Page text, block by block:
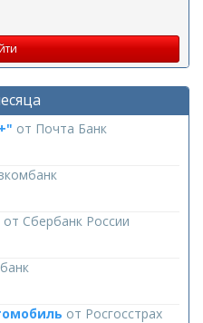
от Почта Банк
от Сбербанк России
от Росгосстрах